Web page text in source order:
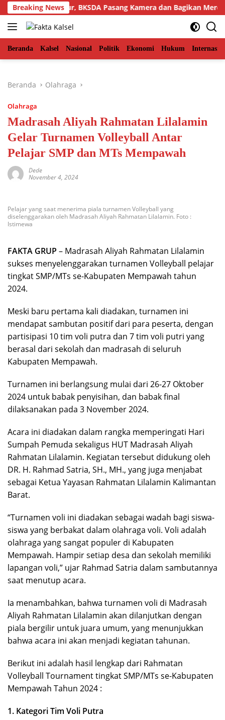
Langsung
ke
konten
Breaking News
Aceh Timur, BKSDA Pasang Kamera dan Bagikan Mercon
Beranda Kalsel Nasional Politik Ekonomi Hukum
Beranda Olahraga
Olahraga
Madrasah Aliyah Rahmatan Lilalamin
Gelar Turnamen Volleyball Antar
Pelajar SMP dan MTs Mempawah
Dede
November 4, 2024
Pelajar yang saat menerima piala turnamen Volleyball yang
diselenggarakan oleh Madrasah Aliyah Rahmatan Lilalamin. Foto :
Istimewa
FAKTA GRUP – Madrasah Aliyah Rahmatan Lilalamin
sukses menyelenggarakan turnamen Volleyball pelajar
tingkat SMP/MTs se-Kabupaten Mempawah tahun
2024.
Meski baru pertama kali diadakan, turnamen ini
mendapat sambutan positif dari para peserta, dengan
partisipasi 10 tim voli putra dan 7 tim voli putri yang
berasal dari sekolah dan madrasah di seluruh
Kabupaten Mempawah.
Turnamen ini berlangsung mulai dari 26-27 Oktober
2024 untuk babak penyisihan, dan babak final
dilaksanakan pada 3 November 2024.
Acara ini diadakan dalam rangka memperingati Hari
Sumpah Pemuda sekaligus HUT Madrasah Aliyah
Rahmatan Lilalamin. Kegiatan tersebut didukung oleh
DR. H. Rahmad Satria, SH., MH., yang juga menjabat
sebagai Ketua Yayasan Rahmatan Lilalamin Kalimantan
Barat.
“Turnamen voli ini diadakan sebagai wadah bagi siswa-
siswa yang berbakat dalam olahraga voli. Voli adalah
olahraga yang sangat populer di Kabupaten
Mempawah. Hampir setiap desa dan sekolah memiliki
lapangan voli,” ujar Rahmad Satria dalam sambutannya
saat menutup acara.
Ia menambahkan, bahwa turnamen voli di Madrasah
Aliyah Rahmatan Lilalamin akan dilanjutkan dengan
piala bergilir untuk juara umum, yang menunjukkan
bahwa acara ini akan menjadi kegiatan tahunan.
Berikut ini adalah hasil lengkap dari Rahmatan
Volleyball Tournament tingkat SMP/MTs se-Kabupaten
Mempawah Tahun 2024 :
1. Kategori Tim Voli Putra